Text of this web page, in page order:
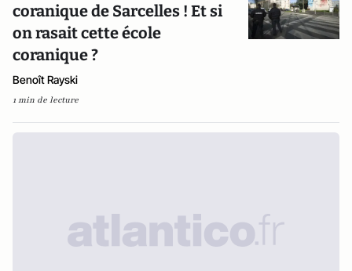
coranique de Sarcelles ! Et si
on rasait cette école
coranique ?
Benoît Rayski
1 min de lecture